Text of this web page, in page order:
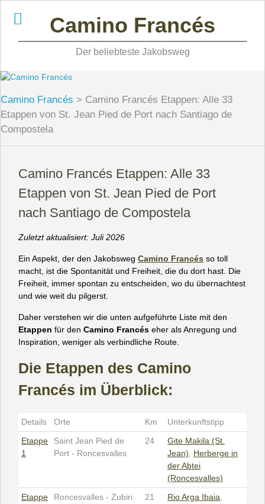
Camino Francés
Der beliebteste Jakobsweg
Camino Francés > Camino Francés Etappen: Alle 33
Etappen von St. Jean Pied de Port nach Santiago de
Compostela
Camino Francés Etappen: Alle 33
Etappen von St. Jean Pied de Port
nach Santiago de Compostela
Zuletzt aktualisiert: Juli 2026
Ein Aspekt, der den Jakobsweg Camino Francés so toll
macht, ist die Spontanität und Freiheit, die du dort hast. Die
Freiheit, immer spontan zu entscheiden, wo du übernachtest
und wie weit du pilgerst.
Daher verstehen wir die unten aufgeführte Liste mit den
Etappen für den Camino Francés eher als Anregung und
Inspiration, weniger als verbindliche Route.
Die Etappen des Camino
Francés im Überblick:
Details Orte Km
Unterkunftstipp
Etappe
1
Saint Jean Pied de
Port - Roncesvalles
24
Gite Makila (St.
Jean)
Herberge in
der Abtei
(Roncesvalles)
Etappe
Roncesvalles - Zubiri 21 Rio Arga Ibaia